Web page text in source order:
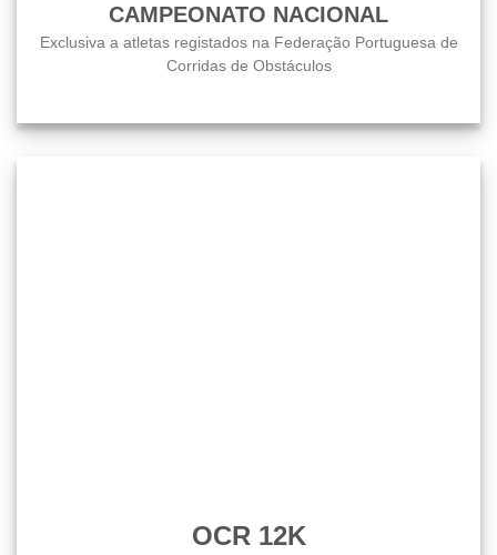
CAMPEONATO NACIONAL
Exclusiva a atletas registados na Federação Portuguesa de
Corridas de Obstáculos
OCR 12K